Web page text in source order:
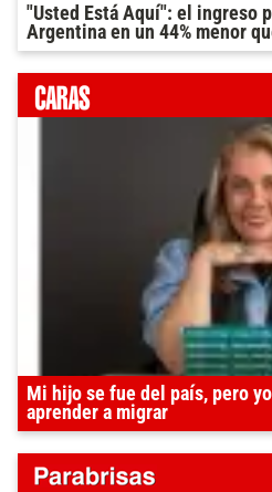
"Usted Está Aquí": el ingreso
Argentina en un 44% menor
Mi hijo se fue del país, pero
aprender a migrar